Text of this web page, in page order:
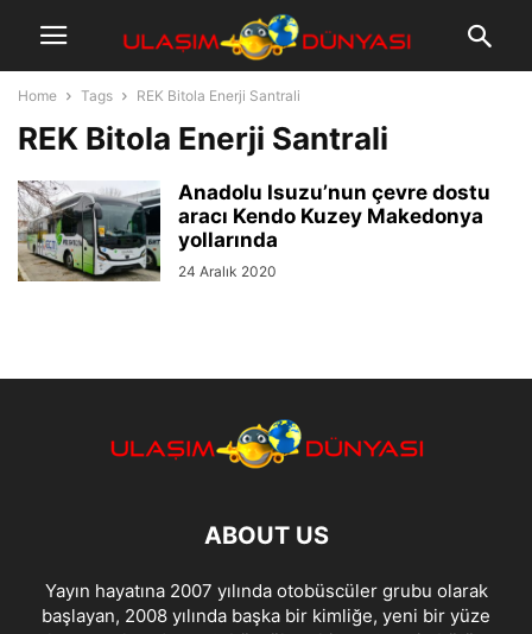
Home Tags REK Bitola Enerji Santrali
REK Bitola Enerji Santrali
Anadolu Isuzu’nun çevre dostu
aracı Kendo Kuzey Makedonya
yollarında
24 Aralık 2020
ABOUT US
Yayın hayatına 2007 yılında otobüscüler grubu olarak
başlayan, 2008 yılında başka bir kimliğe, yeni bir yüze